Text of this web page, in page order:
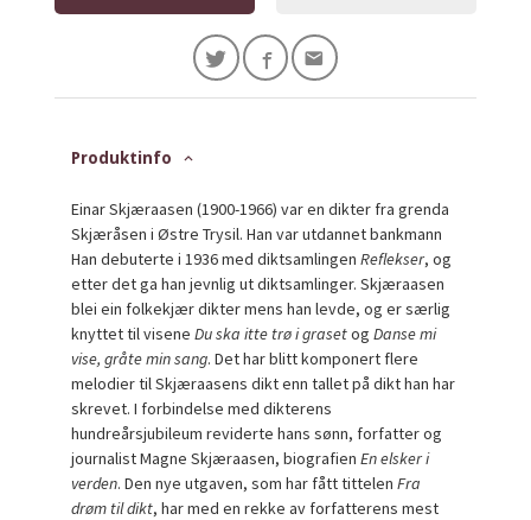
Produktinfo
Einar Skjæraasen (1900-1966) var en dikter fra grenda
Skjæråsen i Østre Trysil. Han var utdannet bankmann
Han debuterte i 1936 med diktsamlingenReflekser, og
etter det ga han jevnlig ut diktsamlinger. Skjæraasen
blei ein folkekjær dikter mens han levde, og er særlig
knyttet til viseneDu ska itte trø i grasetogDanse mi
vise, gråte min sang. Det har blitt komponert flere
melodier til Skjæraasens dikt enn tallet på dikt han har
skrevet. I forbindelse med dikterens
hundreårsjubileum reviderte hans sønn, forfatter og
journalist Magne Skjæraasen, biografienEn elsker i
verden. Den nye utgaven, som har fått tittelenFra
drøm til dikt, har med en rekke av forfatterens mest